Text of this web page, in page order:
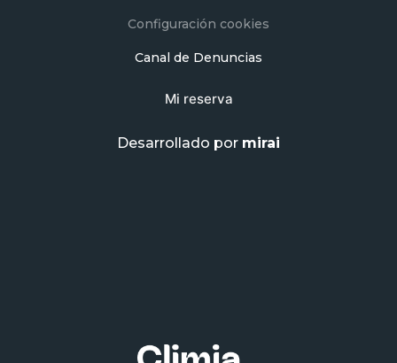
Configuración cookies
Canal de Denuncias
Mi reserva
Desarrollado por mirai